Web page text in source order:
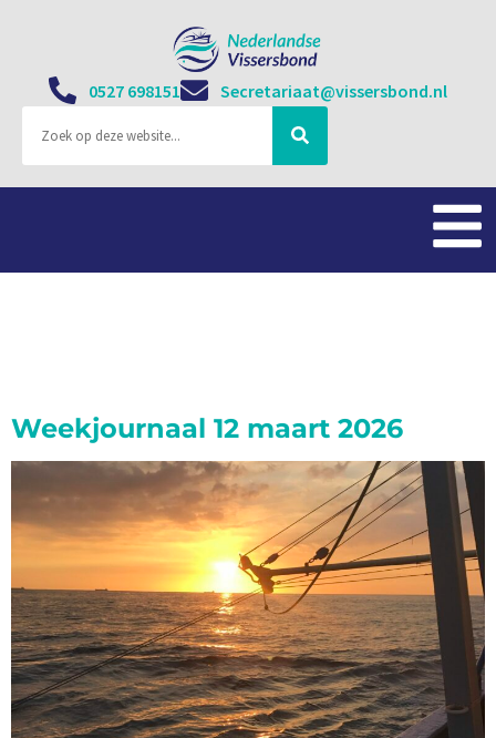
0527 698151 Secretariaat@vissersbond.nl
Weekjournaal 12 maart 2026